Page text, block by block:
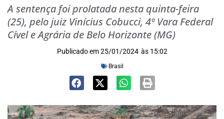
A sentença foi prolatada nesta quinta-feira
(25), pelo juiz Vinícius Cobucci, 4ª Vara Federal
Cível e Agrária de Belo Horizonte (MG)
Publicado em 25/01/2024 às 15:02
Brasil